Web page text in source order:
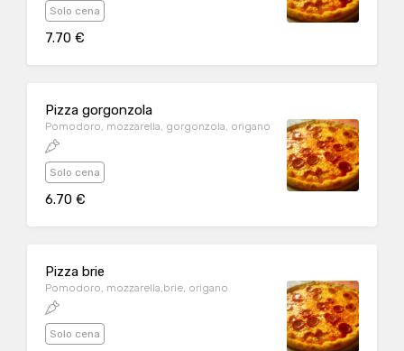
Solo cena
7.70 €
Pizza gorgonzola
Pomodoro, mozzarella, gorgonzola, origano
Solo cena
6.70 €
Pizza brie
Pomodoro, mozzarella,brie, origano
Solo cena